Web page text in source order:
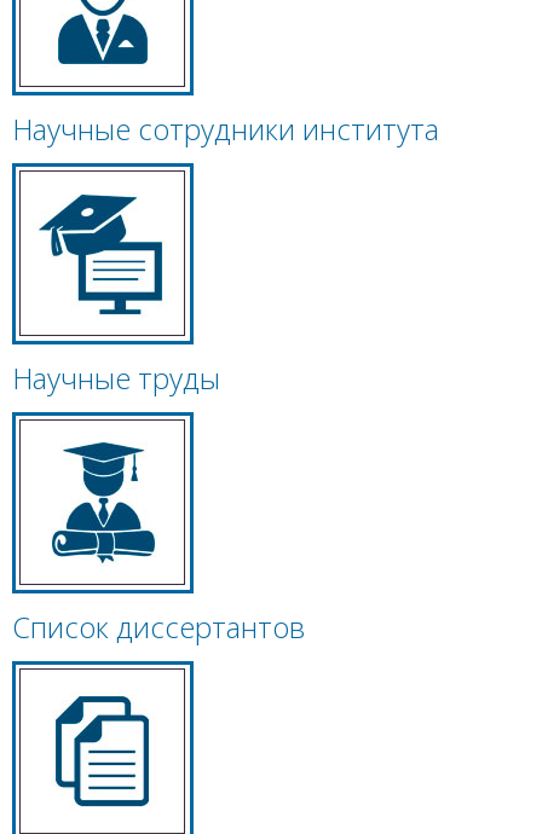
Научные сотрудники института
Научные труды
Список диссертантов